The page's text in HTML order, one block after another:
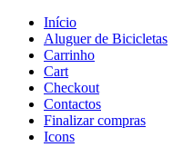
Início
Aluguer de Bicicletas
Carrinho
Cart
Checkout
Contactos
Finalizar compras
Icons